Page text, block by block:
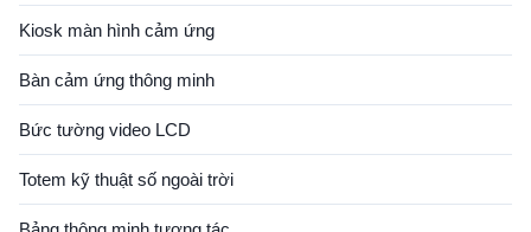
Kiosk màn hình cảm ứng
Bàn cảm ứng thông minh
Bức tường video LCD
Totem kỹ thuật số ngoài trời